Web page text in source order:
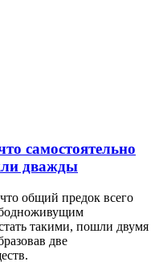
самостоятельно
дважды
общий предок всего
такими, пошли двумя
две